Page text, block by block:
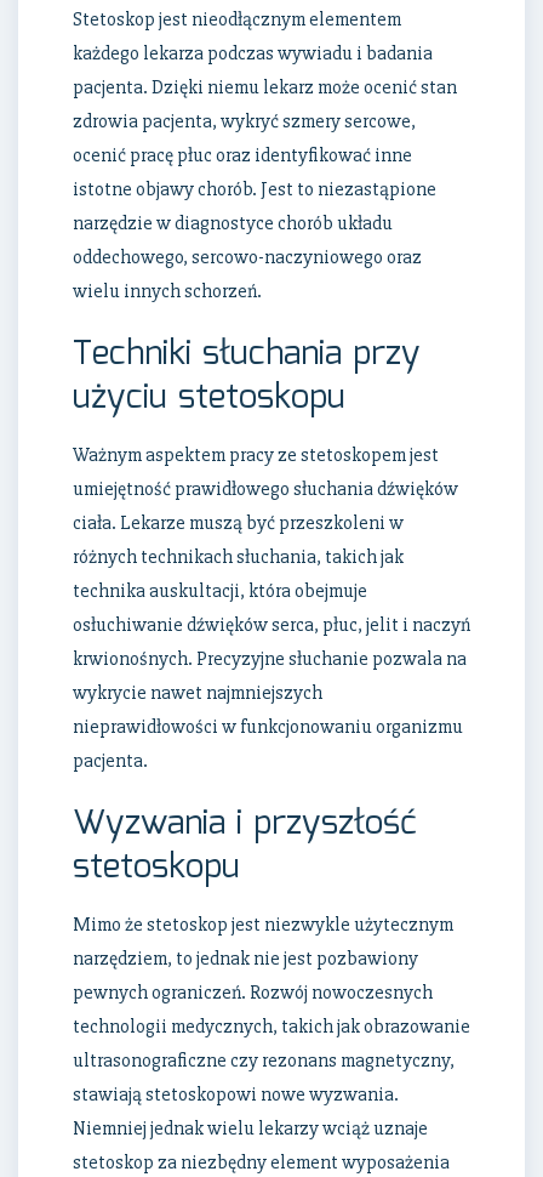
Stetoskop jest nieodłącznym elementem
każdego lekarza podczas wywiadu i badania
pacjenta. Dzięki niemu lekarz może ocenić stan
zdrowia pacjenta, wykryć szmery sercowe,
ocenić pracę płuc oraz identyfikować inne
istotne objawy chorób. Jest to niezastąpione
narzędzie w diagnostyce chorób układu
oddechowego, sercowo-naczyniowego oraz
wielu innych schorzeń.
Techniki słuchania przy
użyciu stetoskopu
Ważnym aspektem pracy ze stetoskopem jest
umiejętność prawidłowego słuchania dźwięków
ciała. Lekarze muszą być przeszkoleni w
różnych technikach słuchania, takich jak
technika auskultacji, która obejmuje
osłuchiwanie dźwięków serca, płuc, jelit i naczyń
krwionośnych. Precyzyjne słuchanie pozwala na
wykrycie nawet najmniejszych
nieprawidłowości w funkcjonowaniu organizmu
pacjenta.
Wyzwania i przyszłość
stetoskopu
Mimo że stetoskop jest niezwykle użytecznym
narzędziem, to jednak nie jest pozbawiony
pewnych ograniczeń. Rozwój nowoczesnych
technologii medycznych, takich jak obrazowanie
ultrasonograficzne czy rezonans magnetyczny,
stawiają stetoskopowi nowe wyzwania.
Niemniej jednak wielu lekarzy wciąż uznaje
stetoskop za niezbędny element wyposażenia